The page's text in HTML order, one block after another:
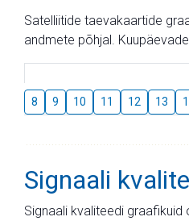
Satelliitide taevakaartide
andmete põhjal.
8 9 10 11 12 13
Signaali
Signaali kvaliteedi